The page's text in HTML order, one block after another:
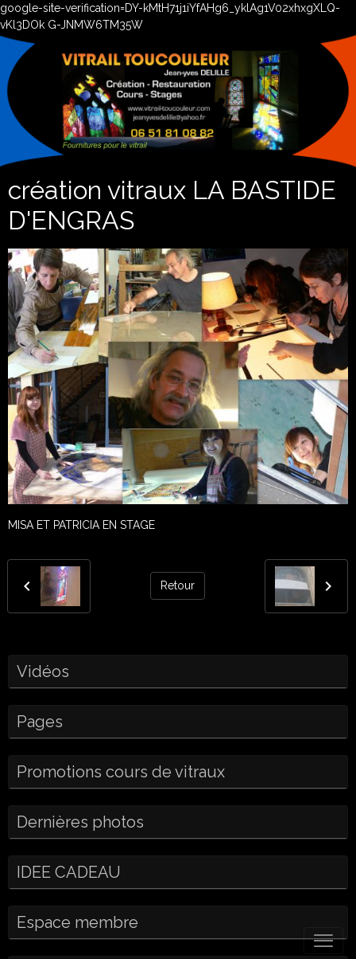
google-site-verification=DY-kMtH71j1iYfAHg6_yklAg1V02xhxgXLQ-
vKl3DOk G-JNMW6TM35W
création vitraux LA BASTIDE
D'ENGRAS
MISA ET PATRICIA EN STAGE
Retour
Vidéos
Pages
Promotions cours de vitraux
Dernières photos
IDEE CADEAU
Espace membre